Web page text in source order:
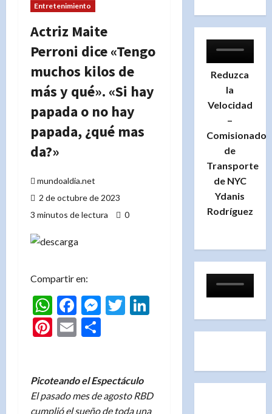
Entretenimiento
Actriz Maite
Perroni dice «Tengo
muchos kilos de
más y qué». «Si hay
papada o no hay
papada, ¿qué mas
da?»
mundoaldia.net
2 de octubre de 2023
3 minutos de lectura
0
Compartir en:
WhatsApp
Facebook
Messenger
TwitterLinkedIn
Pinterest
Email
Picoteando el Espectáculo
El pasado mes de agosto RBD
cumplió el sueño de toda una
Reduzca
la
Velocidad
–
Comisionado
de
Transporte
de NYC
Ydanis
Rodríguez